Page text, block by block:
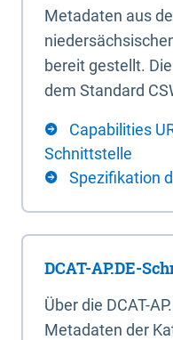
Metadaten aus
bereit gestellt.
dem Standard
Capabilities
Schnittstelle
Spezifikation
DCAT-AP.DE-
Über die DCAT-
Metadaten der